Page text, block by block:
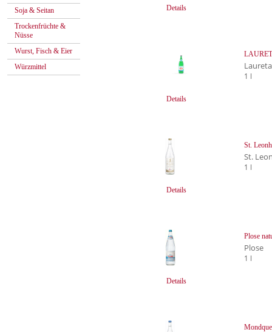
Soja & Seitan
Trockenfrüchte &
Nüsse
Wurst, Fisch & Eier
Würzmittel
Details
Details
1 l
Details
St.
St.
1 l
Details
Plose
Plose
1 l